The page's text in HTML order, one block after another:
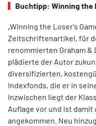
Buchtipp: Winning the
„Winning the Loser's
Zeitschriftenartikel, für
renommierten Graham &
plädierte der Autor
diversifizierten,
Indexfonds, die er in
Inzwischen liegt der
Auflage vor und ist damit
angekommen. Neu